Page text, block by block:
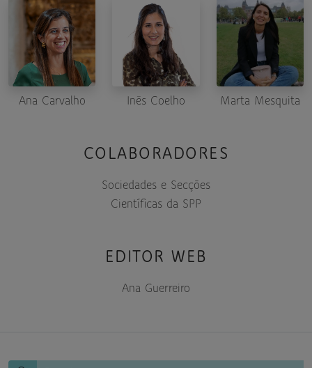
Ana Carvalho Inês Coelho Marta Mesquita
COLABORADORES
Sociedades e Secções
Científicas da SPP
EDITOR WEB
Ana Guerreiro